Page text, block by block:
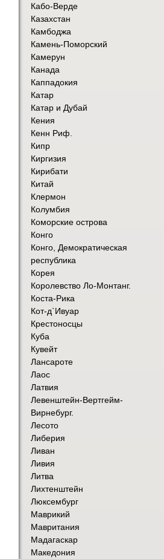
Кабо-Верде
Казахстан
Камбоджа
Камень-Поморский
Камерун
Канада
Каппадокия
Катар
Катар и Дубай
Кения
Кенн Риф.
Кипр
Киргизия
Кирибати
Китай
Клермон
Колумбия
Коморские острова
Конго
Конго, Демократическая
республика
Корея
Королевство Ло-Монтанг.
Коста-Рика
Кот-д`Ивуар
Крестоносцы
Куба
Кувейт
Лансароте
Лаос
Латвия
Левенштейн-Вертгейм-
Вирнебург.
Лесото
Либерия
Ливан
Ливия
Литва
Лихтенштейн
Люксембург
Маврикий
Мавритания
Мадагаскар
Македония